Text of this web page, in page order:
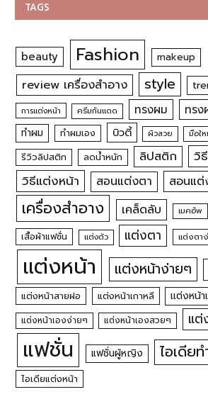
TAGS
beauty Fashion makeup
review เครื่องสำอาง style
การแต่งหน้า ครีมกันแดด ทรงผม ทร
ทำผม ทำผมเอง บิวตี้ ผิวสวย มือใ
รีวิวลิปสติก ลดน้ำหนัก ลิปสติก
วิ
วิธีแต่งหน้า
สอนแต่งตา สอนแต่
เครื่องสำอาง เคล็ดลับ เมคอัพ
เสื้อผ้าแฟชั่น แต่งตัว แต่งตา แต่งตา
แต่งหน้า แต่งหน้าง่ายๆ
แต่งหน้าสายฝอ แต่งหน้าเกาหลี แต่งหน้า
แต่งหน้าเองง่ายๆ แต่งหน้าเองสวยๆ แต่
แฟชั่น แฟชั่นผู้หญิง ไอเดียท
ไอเดียแต่งหน้า